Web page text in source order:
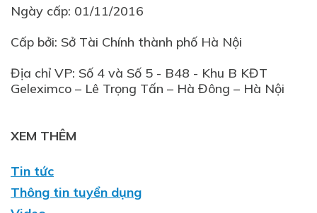
Ngày cấp: 01/11/2016
Cấp bởi: Sở Tài Chính thành phố Hà Nội
Địa chỉ VP: Số 4 và Số 5 - B48 - Khu B KĐT
XEM THÊM
Tin tức
Thông tin tuyển dụng